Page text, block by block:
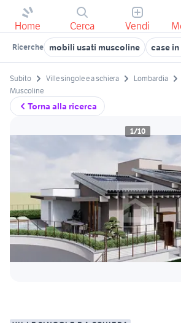
Home Cerca Vendi
Ricerche mobili usati muscoline case
Torna alla ricerca
Subito Ville singole e a schiera Lombardia
Muscoline
1/10